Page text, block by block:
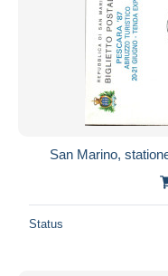
San Marino,
Status